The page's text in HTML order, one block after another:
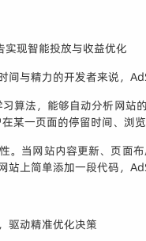
现智能投放与收益优化
与精力的开发者来说，
算法，能够自动分析网站
某一页面的停留时间、浏
。当网站内容更新、页面
站上简单添加一段代码，
驱动精准优化决策